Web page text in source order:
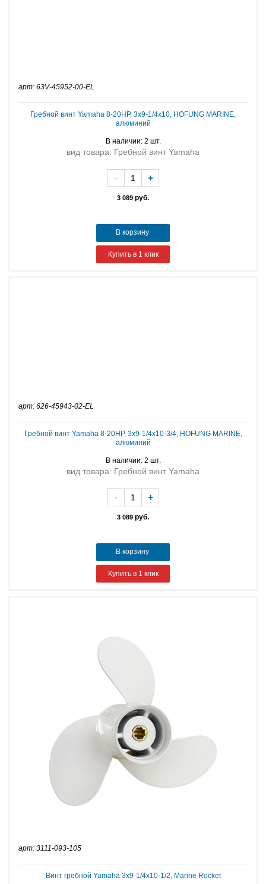
арт: 63V-45952-00-EL
Гребной винт Yamaha 8-20HP, 3х9-1/4х10, HOFUNG MARINE,
алюминий
В наличии: 2 шт.
вид товара: Гребной винт Yamaha
3 089 руб.
- +
В корзину
Купить в 1 клик
арт: 626-45943-02-EL
Гребной винт Yamaha 8-20HP, 3х9-1/4х10-3/4, HOFUNG MARINE,
алюминий
В наличии: 2 шт.
вид товара: Гребной винт Yamaha
3 089 руб.
- +
В корзину
Купить в 1 клик
арт: 3111-093-105
Винт гребной Yamaha 3x9-1/4x10-1/2, Marine Rocket